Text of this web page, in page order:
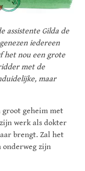
assistente Gilda de
iedereen
het nou een grote
met de
maar
groot geheim met
werk als dokter
brengt. Zal het
onderweg zijn